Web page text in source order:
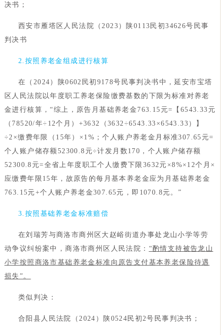
决书；
西安市雁塔区人民法院（2023）陕0113民初34626号民事
判决书
2.按照养老金组成进行核算
在（2024）陕0602民初9178号民事判决书中，延安市宝塔
区人民法院以年度职工养老保险缴费基数的下限为标准对养老
金进行核算，“综上，原告月基础养老金763.15元=【6543.33元
（78520/年÷12个月）+3632（3632÷6543.33×6543.33）】
÷2×缴费年限（15年）×1%；个人账户养老金月标准307.65元=
个人账户储存额52300.8元÷计发月数170，个人账户储存额
52300.8元=全省上年度职工个人缴费下限3632元×8%×12个月×
应缴费年限15年，故原告的每月基本养老金应为月基础养老金
763.15元+个人账户养老金307.65元，即1070.8元。”
3.按照基础养老金标准赔偿
在刘瑞芳与商洛市商州区大赵峪街道办事处龙山小学等劳
动争议纠纷案中，商洛市商州区人民法院： “酌情支持被告龙山
小学按照商洛市基础养老金标准向原告支付基本养老保险待遇
损失”。
类似判决：
合阳县人民法院（2024）陕0524民初2号民事判决书；